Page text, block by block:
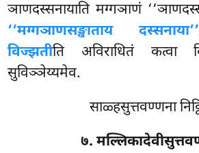
ञाणदस्सनायाति मग्गञाणं
‘‘मग्गञाणसङ्खाताय दस्सनाया’’
विज्झतीति अविराधितं कत्वा
सुविञ्ञेय्यमेव.
साळ्हसुत्तवण्णना
७.